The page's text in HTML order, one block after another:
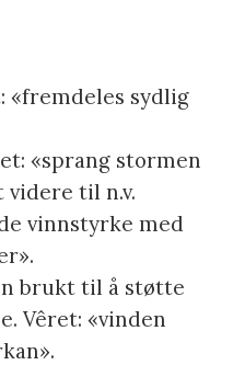
«fremdeles sydlig
«sprang stormen
til n.v.
vinnstyrke med
brukt til å støtte
Vêret: «vinden